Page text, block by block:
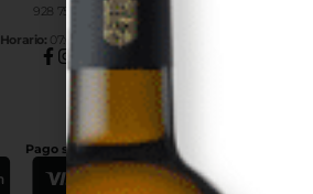
928 754 363
Horario: 07:00h a 15:00h
Pago seguro